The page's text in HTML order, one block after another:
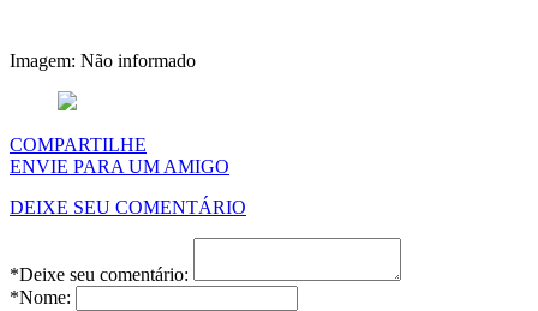
Imagem: Não informado
COMPARTILHE
ENVIE PARA UM AMIGO
DEIXE SEU COMENTÁRIO
*Deixe seu comentário:
*Nome: